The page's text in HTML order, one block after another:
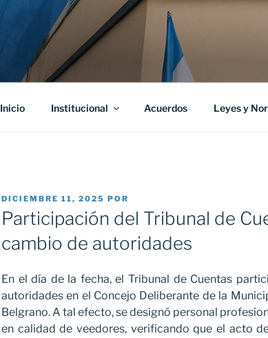
Inicio Institucional Acuerdos Leyes y
PUBLICADO
EL
DICIEMBRE 11, 2025 POR
Participación del Tribunal de
cambio de autoridades
En el día de la fecha, el Tribunal de Cuentas
autoridades en el Concejo Deliberante de la
Belgrano. A tal efecto, se designó personal
en calidad de veedores, verificando que el acto